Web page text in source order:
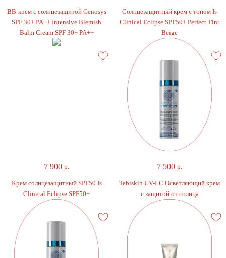
BB-крем с солнцезащитой Genosys
SPF 30+ PA++ Intensive Blemish
Balm Cream SPF 30+ PA++
Cолнцезащитный крем с тоном Is
Clinical Eclipse SPF50+ Perfect Tint
Beige
7 900 р.
Крем солнцезащитный SPF50 Is
Clinical Eclipse SPF50+
7 500 р.
Tebiskin UV-LC Осветляющий крем
с защитой от солнца